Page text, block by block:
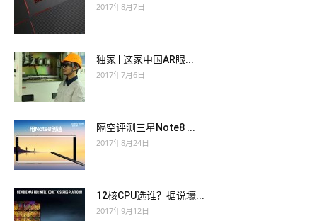
2017年8月7日
独家 | 这家中国AR眼...
2017年7月6日
隔空评测三星Note8 ...
2017年8月24日
12核CPU选谁？据说壕...
2017年9月12日